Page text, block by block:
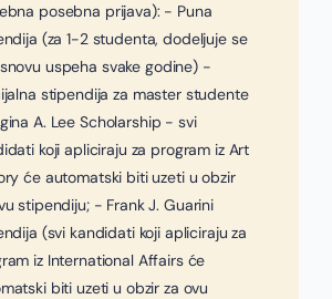
posebna prijava): - Puna
(za 1-2 studenta, dodeljuje se
uspeha svake godine) -
stipendija za master studente
A. Lee Scholarship - svi
koji apliciraju za program iz Art
će automatski biti uzeti u obzir
stipendiju; - Frank J. Guarini
(svi kandidati koji apliciraju za
iz International Affairs će
biti uzeti u obzir za ovu